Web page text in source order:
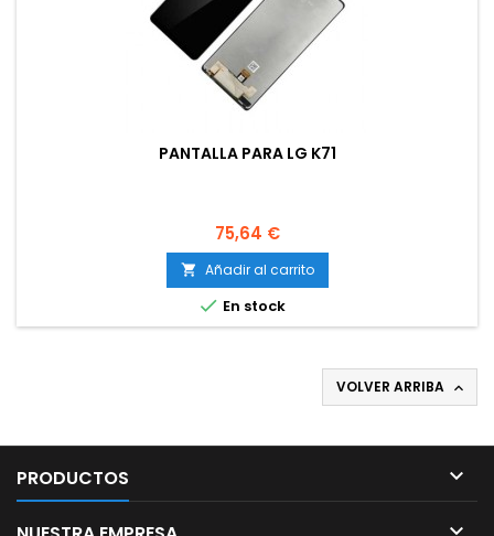
PANTALLA PARA LG K71
Precio
75,64 €
 Añadir al carrito
 En stock
VOLVER ARRIBA 
PRODUCTOS 